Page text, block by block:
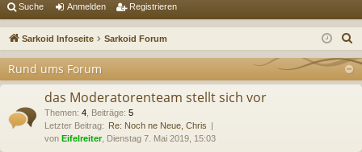
ch
ne
ug
or
en m
de
ist
re
Suche Anmelden Registrieren
Sarkoid Infoseite Sarkoid Forum
Rund ums Forum
das Moderatorenteam stellt sich vor
Themen: 4 Beiträge: 5
Letzter Beitrag: Re: Noch ne Neue, Chris
von Eifelreiter, Dienstag 7. Mai 2019, 15:03